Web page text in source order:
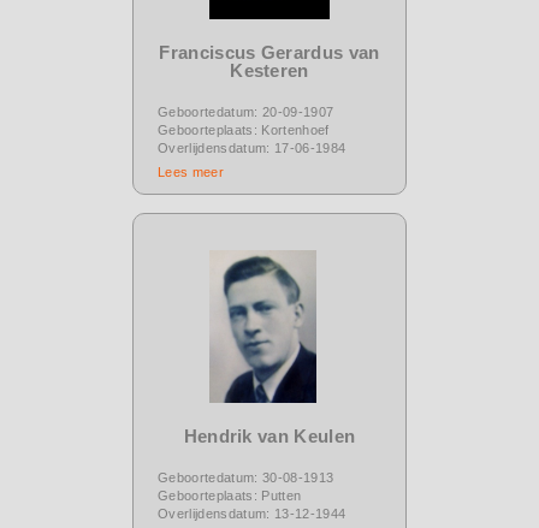
Franciscus Gerardus van
Kesteren
Geboortedatum: 20-09-1907
Geboorteplaats: Kortenhoef
Overlijdensdatum: 17-06-1984
Lees meer
Hendrik van Keulen
Geboortedatum: 30-08-1913
Geboorteplaats: Putten
Overlijdensdatum: 13-12-1944